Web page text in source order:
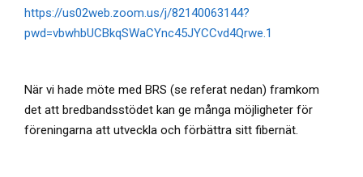
https://us02web.zoom.us/j/82140063144?
pwd=vbwhbUCBkqSWaCYnc45JYCCvd4Qrwe.1
När vi hade möte med BRS (se referat nedan) framkom
det att bredbandsstödet kan ge många möjligheter för
föreningarna att utveckla och förbättra sitt fibernät.